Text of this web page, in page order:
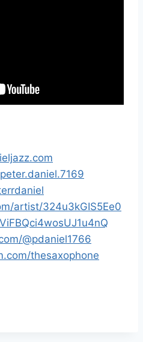
artist/324u3kGIS5Ee0
@pdaniel1766
thesaxophone